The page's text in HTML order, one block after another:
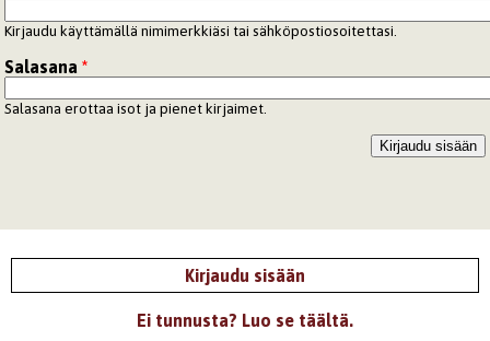
Kirjaudu käyttämällä nimimerkkiäsi tai sähköpostiosoitettasi.
Salasana*
Salasana erottaa isot ja pienet kirjaimet.
Kirjaudu sisään
Ei tunnusta? Luo se täältä.